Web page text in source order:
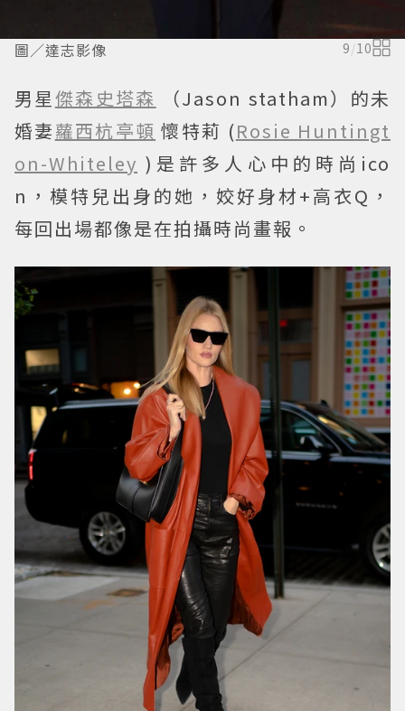
圖／達志影像 9 /10
男星傑森史塔森
（Jason statham）的未
婚妻蘿西杭亭頓 懷特莉 (Rosie Huntingt
on-Whiteley )是許多人心中的時尚ico
n，模特兒出身的她，姣好身材+高衣Q，
每回出場都像是在拍攝時尚畫報。